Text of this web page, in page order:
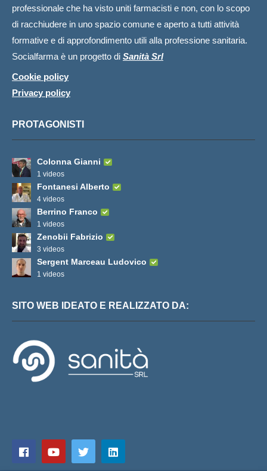
professionale che ha visto uniti farmacisti e non, con lo scopo
di racchiudere in uno spazio comune e aperto a tutti attività
formative e di approfondimento utili alla professione sanitaria.
Socialfarma è un progetto di Sanità Srl
Cookie policy
Privacy policy
PROTAGONISTI
Colonna Gianni
1 videos
Fontanesi Alberto
4 videos
Berrino Franco
1 videos
Zenobii Fabrizio
3 videos
Sergent Marceau Ludovico
1 videos
SITO WEB IDEATO E REALIZZATO DA: